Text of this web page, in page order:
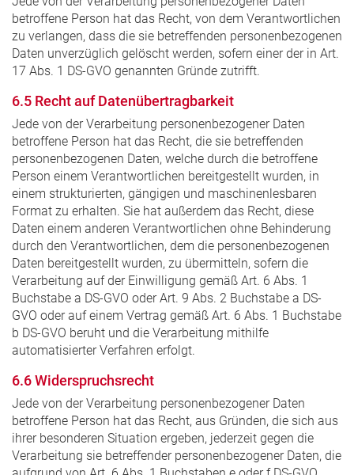
betroffene Person hat das Recht, von dem Verantwortlichen
zu verlangen, dass die sie betreffenden personenbezogenen
Daten unverzüglich gelöscht werden, sofern einer der in Art.
17 Abs. 1 DS-GVO genannten Gründe zutrifft.
6.5 Recht auf Datenübertragbarkeit
Jede von der Verarbeitung personenbezogener Daten
betroffene Person hat das Recht, die sie betreffenden
personenbezogenen Daten, welche durch die betroffene
Person einem Verantwortlichen bereitgestellt wurden, in
einem strukturierten, gängigen und maschinenlesbaren
Format zu erhalten. Sie hat außerdem das Recht, diese
Daten einem anderen Verantwortlichen ohne Behinderung
durch den Verantwortlichen, dem die personenbezogenen
Daten bereitgestellt wurden, zu übermitteln, sofern die
Verarbeitung auf der Einwilligung gemäß Art. 6 Abs. 1
Buchstabe a DS-GVO oder Art. 9 Abs. 2 Buchstabe a DS-
GVO oder auf einem Vertrag gemäß Art. 6 Abs. 1 Buchstabe
b DS-GVO beruht und die Verarbeitung mithilfe
automatisierter Verfahren erfolgt.
6.6 Widerspruchsrecht
Jede von der Verarbeitung personenbezogener Daten
betroffene Person hat das Recht, aus Gründen, die sich aus
ihrer besonderen Situation ergeben, jederzeit gegen die
Verarbeitung sie betreffender personenbezogener Daten, die